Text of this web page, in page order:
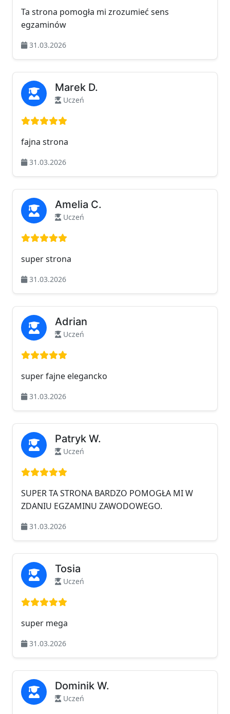
Ta strona pomogła mi zrozumieć sens
egzaminów
31.03.2026
Marek D.
Uczeń
Ocena: 5 na 5
fajna strona
31.03.2026
Amelia C.
Uczeń
Ocena: 5 na 5
super strona
31.03.2026
Adrian
Uczeń
Ocena: 5 na 5
super fajne elegancko
31.03.2026
Patryk W.
Uczeń
Ocena: 5 na 5
SUPER TA STRONA BARDZO POMOGŁA MI W
ZDANIU EGZAMINU ZAWODOWEGO.
31.03.2026
Tosia
Uczeń
Ocena: 5 na 5
super mega
31.03.2026
Dominik W.
Uczeń